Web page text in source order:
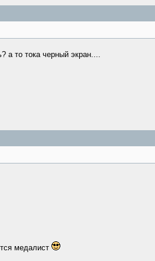
а то тока черный экран....
медалист